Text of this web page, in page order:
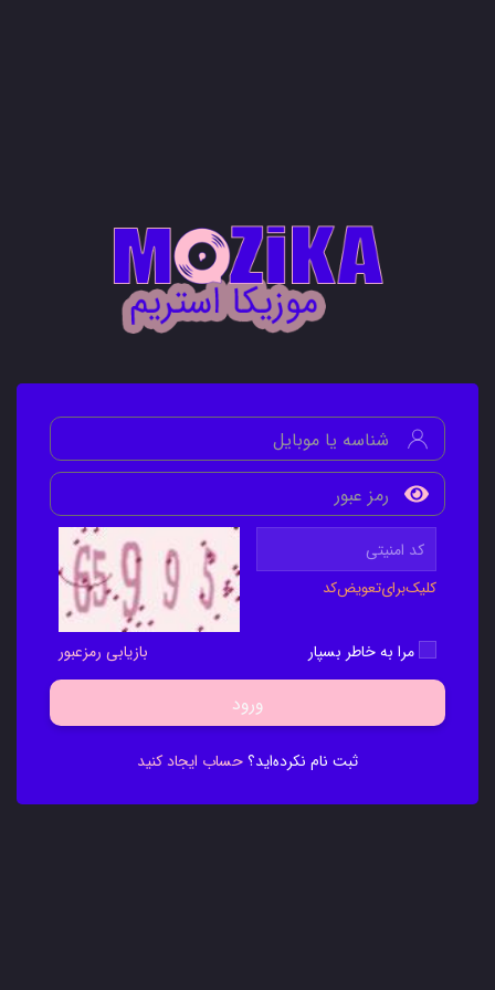
کلیک‌برای‌تعویض‌کد
مرا به خاطر بسپار بازیابی رمزعبور
ورود
ثبت نام نکرده‌اید؟ حساب ایجاد کنید